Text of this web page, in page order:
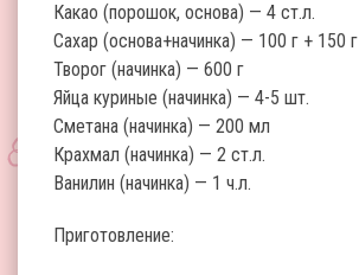
Какао (порошок, основа) — 4 ст.л.
Сахар (основа+начинка) — 100 г + 150 г
Творог (начинка) — 600 г
Яйца куриные (начинка) — 4-5 шт.
Сметана (начинка) — 200 мл
Крахмал (начинка) — 2 ст.л.
Ванилин (начинка) — 1 ч.л.
Приготовление: